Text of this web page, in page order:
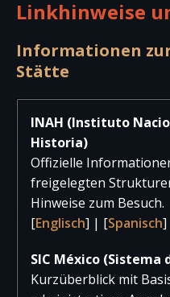
2025
2024
2023
2021
2020
2019
5.382
2017
Linkhinweise
Informationen
Stätte
INAH (Instituto
Historia)
Offizielle
freigelegten
Hinweise zum Besuch.
[Englisch] | [Spanisch]
SIC México
Kurzüberblick mit